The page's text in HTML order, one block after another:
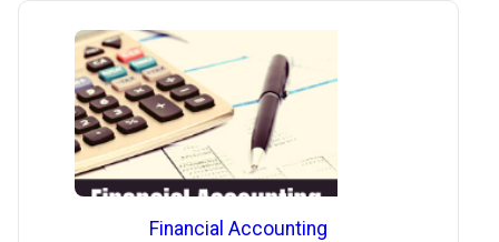
Financial Accounting